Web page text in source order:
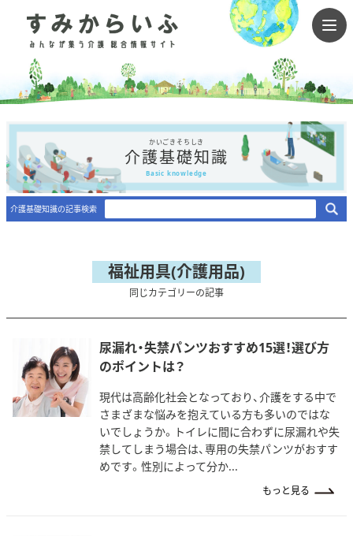
かいごきそちしき
介護基礎知識
Basic knowledge
介護基礎知識の記事検索
福祉用具(介護用品)
同じカテゴリーの記事
尿漏れ・失禁パンツおすすめ15選！選び方
のポイントは？
現代は高齢化社会となっており、介護をする中で
さまざまな悩みを抱えている方も多いのではな
いでしょうか。トイレに間に合わずに尿漏れや失
禁してしまう場合は、専用の失禁パンツがおすす
めです。性別によって分か...
もっと見る